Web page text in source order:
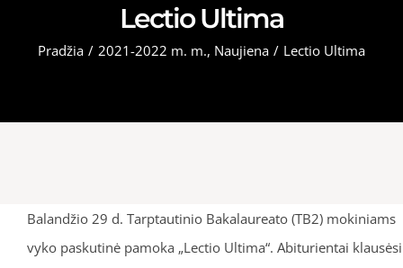
Lectio Ultima
Pradžia / 2021-2022 m. m., Naujiena / Lectio Ultima
Balandžio 29 d. Tarptautinio Bakalaureato (TB2) mokiniams
vyko paskutinė pamoka „Lectio Ultima“. Abiturientai klausėsi